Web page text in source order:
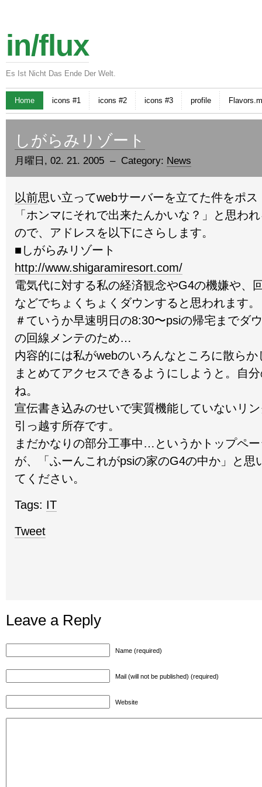
in/flux
Es Ist Nicht Das Ende Der Welt.
Home icons #1 icons #2 icons #3 profile
しがらみリゾート
月曜日, 02. 21. 2005 – Category: News
以前思い立ってwebサーバーを立てた件をポ
「ホンマにそれで出来たんかいな？」と思わ
ので、アドレスを以下にさらします。
■しがらみリゾート
http://www.shigaramiresort.com/
電気代に対する私の経済観念やG4の機嫌や、
などでちょくちょくダウンすると思われます。
＃ていうか早速明日の8:30〜psiの帰宅までダ
の回線メンテのため…
内容的には私がwebのいろんなところに散ら
まとめてアクセスできるようにしようと。自
ね。
宣伝書き込みのせいで実質機能していないリ
引っ越す所存です。
まだかなりの部分工事中…というかトップペ
が、「ふーんこれがpsiの家のG4の中か」と思
てください。
Tags: IT
Tweet
Leave a Reply
Name (required)
Mail (will not be published) (required)
Website